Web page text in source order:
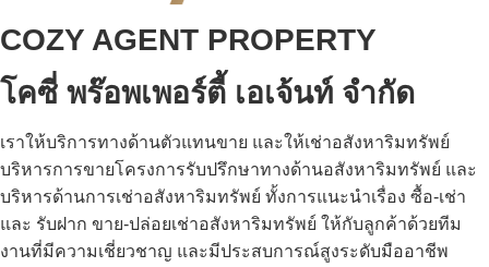
COZY AGENT PROPERTY
โคซี่ พร๊อพเพอร์ตี้ เอเจ้นท์ จำกัด
เราให้บริการทางด้านตัวแทนขาย และให้เช่าอสังหาริมทรัพย์
บริหารการขายโครงการรับปรึกษาทางด้านอสังหาริมทรัพย์ และ
บริหารด้านการเช่าอสังหาริมทรัพย์ ทั้งการแนะนำเรื่อง ซื้อ-เช่า
และ รับฝาก ขาย-ปล่อยเช่าอสังหาริมทรัพย์ ให้กับลูกค้าด้วยทีม
งานที่มีความเชี่ยวชาญ และมีประสบการณ์สูงระดับมืออาชีพ